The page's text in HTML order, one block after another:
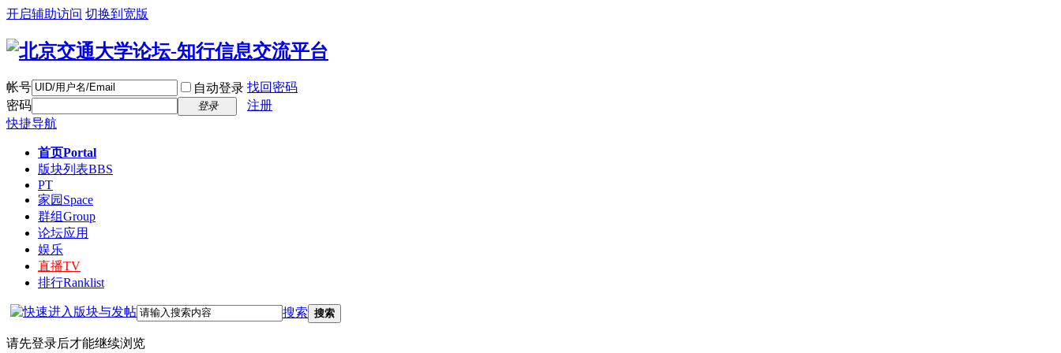
开启辅助访问 切换到宽版
帐号 自动登录 找回密码
密码
登录
注册
快捷导航
首页Portal
版块列表BBS
PT
家园 Space
群组Group
论坛应用
娱乐
直播TV
排行Ranklist
搜索 搜索
请先登录后才能继续浏览